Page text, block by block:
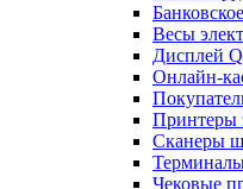
Весы
Дисплей
Онлайн-
Принтеры
Сканеры
Чековые